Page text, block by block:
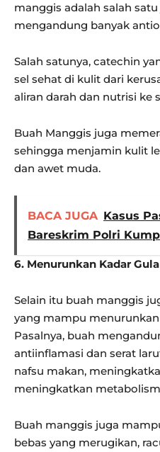
manggis adalah salah
mengandung banyak
Salah satunya, catechin
sel sehat di kulit dari
aliran darah dan nutrisi ke
Buah Manggis juga
sehingga menjamin kulit
dan awet muda.
BACA JUGA Kasus
Bareskrim Polri
6. Menurunkan Kadar
Selain itu buah manggis
yang mampu
Pasalnya, buah
antiinflamasi dan serat
nafsu makan,
meningkatkan
Buah manggis juga
bebas yang merugikan,